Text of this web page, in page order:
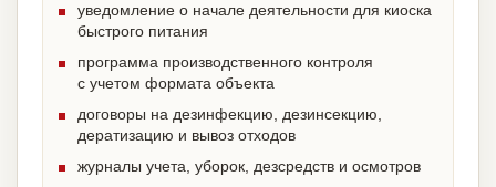
уведомление о начале деятельности для киоска
быстрого питания
программа производственного контроля
с учетом формата объекта
договоры на дезинфекцию, дезинсекцию,
дератизацию и вывоз отходов
журналы учета, уборок, дезсредств и осмотров